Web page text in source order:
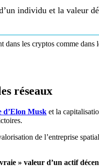
individu et la valeur
les cryptos comme
réseaux
d’Elon Musk et la
de l’entreprise
» valeur d’un actif